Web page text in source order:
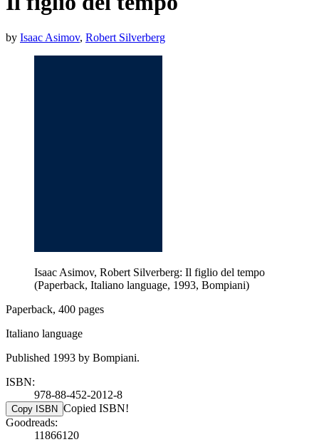
by Isaac Asimov, Robert Silverberg
Isaac Asimov, Robert Silverberg: Il figlio del tempo
(Paperback, Italiano language, 1993, Bompiani)
Paperback, 400 pages
Italiano language
Published 1993 by Bompiani.
ISBN:
978-88-452-2012-8
Copy ISBN Copied ISBN!
Goodreads:
11866120